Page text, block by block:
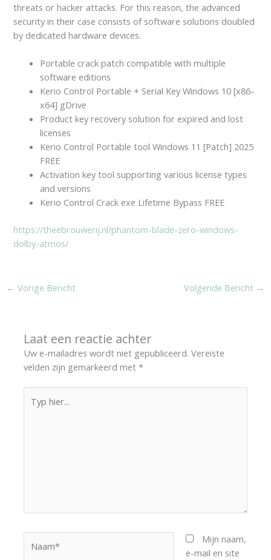
threats or hacker attacks. For this reason, the advanced
security in their case consists of software solutions doubled
by dedicated hardware devices.
Portable crack patch compatible with multiple
software editions
Kerio Control Portable + Serial Key Windows 10 [x86-
x64] gDrive
Product key recovery solution for expired and lost
licenses
Kerio Control Portable tool Windows 11 [Patch] 2025
FREE
Activation key tool supporting various license types
and versions
Kerio Control Crack exe Lifetime Bypass FREE
https://theebrouwerij.nl/phantom-blade-zero-windows-
dolby-atmos/
← Vorige Bericht Volgende Bericht →
Laat een reactie achter
Uw e-mailadres wordt niet gepubliceerd. Vereiste
velden zijn gemarkeerd met*
hier...
Mijn naam,
e-mail en site